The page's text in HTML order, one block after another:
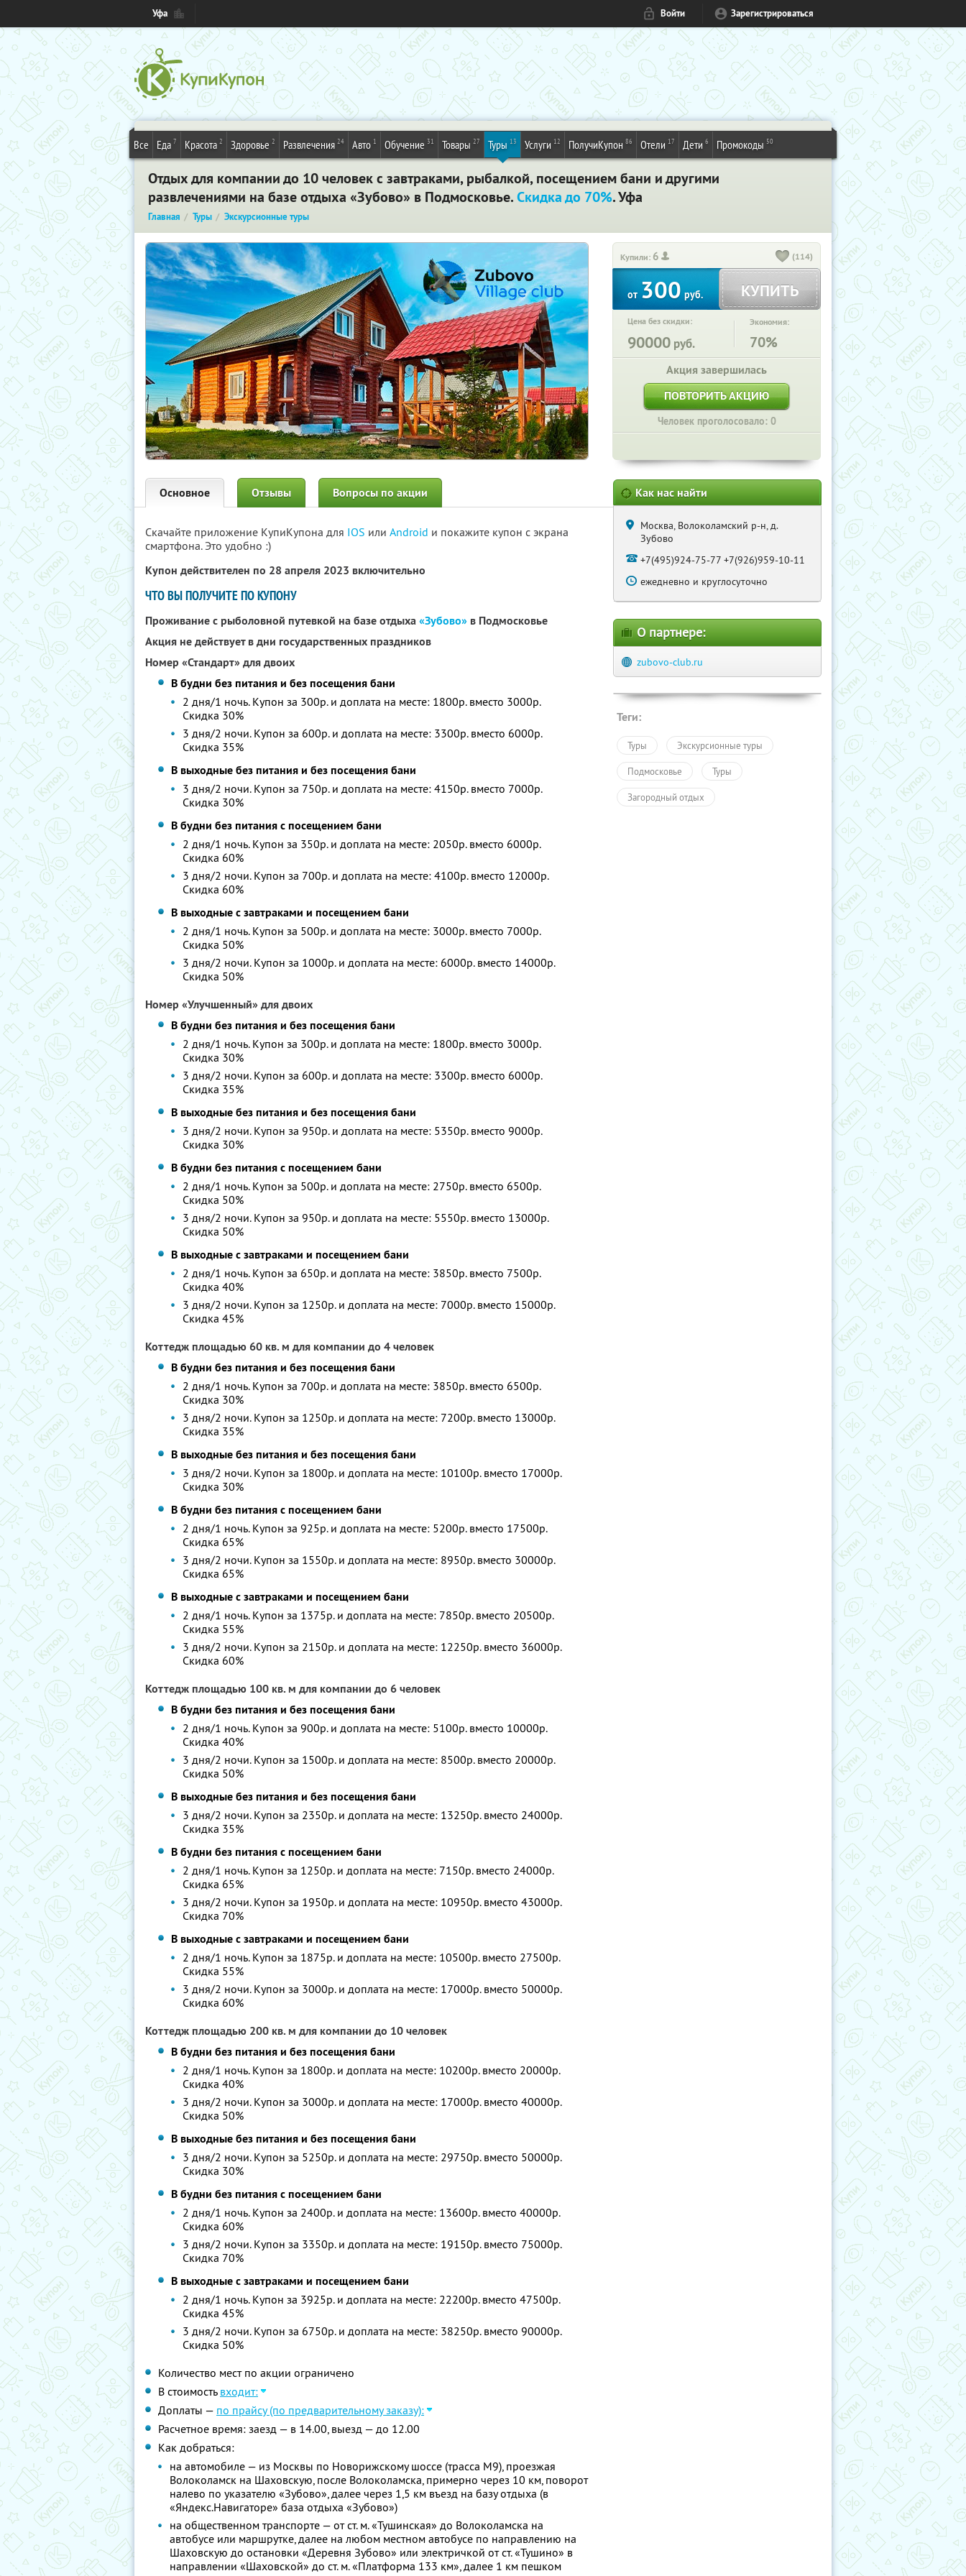
Уфа Войти Зарегистрироваться
Все Еда 7 Красота 2 Здоровье 2 Развлечения 24 Авто 1 Обучение 31 Товары 27 Туры 13 Услуги 12 ПолучиКупон 86 Отели 17 Дети 6 Промокоды 50
Отдых для компании до 10 человек с завтраками, рыбалкой, посещением бани и другими
развлечениями на базе отдыха «Зубово» в Подмосковье.Скидка до 70%. Уфа
Главная Туры Экскурсионные туры
Купили: 6 (114)
от300руб. КУПИТЬ
Цена без скидки:
90000 руб.
Экономия:
70%
Акция завершилась
ПОВТОРИТЬ АКЦИЮ
Человек проголосовало: 0
Основное Отзывы Вопросы по акции
Скачайте приложение КупиКупона для IOS или Android и покажите купон с экрана
смартфона. Это удобно :)
Купон действителен по 28 апреля 2023 включительно
ЧТО ВЫ ПОЛУЧИТЕ ПО КУПОНУ
Проживание с рыболовной путевкой на базе отдыха«Зубово» в Подмосковье
Акция не действует в дни государственных праздников
Номер «Стандарт» для двоих
В будни без питания и без посещения бани
2 дня/1 ночь. Купон за 300р. и доплата на месте: 1800р. вместо 3000р.
Скидка 30%
3 дня/2 ночи. Купон за 600р. и доплата на месте: 3300р. вместо 6000р.
Скидка 35%
В выходные без питания и без посещения бани
3 дня/2 ночи. Купон за 750р. и доплата на месте: 4150р. вместо 7000р.
Скидка 30%
В будни без питания с посещением бани
2 дня/1 ночь. Купон за 350р. и доплата на месте: 2050р. вместо 6000р.
Скидка 60%
3 дня/2 ночи. Купон за 700р. и доплата на месте: 4100р. вместо 12000р.
Скидка 60%
В выходные с завтраками и посещением бани
2 дня/1 ночь. Купон за 500р. и доплата на месте: 3000р. вместо 7000р.
Скидка 50%
3 дня/2 ночи. Купон за 1000р. и доплата на месте: 6000р. вместо 14000р.
Скидка 50%
Номер «Улучшенный» для двоих
В будни без питания и без посещения бани
2 дня/1 ночь. Купон за 300р. и доплата на месте: 1800р. вместо 3000р.
Скидка 30%
3 дня/2 ночи. Купон за 600р. и доплата на месте: 3300р. вместо 6000р.
Скидка 35%
В выходные без питания и без посещения бани
3 дня/2 ночи. Купон за 950р. и доплата на месте: 5350р. вместо 9000р.
Скидка 30%
В будни без питания с посещением бани
2 дня/1 ночь. Купон за 500р. и доплата на месте: 2750р. вместо 6500р.
Скидка 50%
3 дня/2 ночи. Купон за 950р. и доплата на месте: 5550р. вместо 13000р.
Скидка 50%
В выходные с завтраками и посещением бани
2 дня/1 ночь. Купон за 650р. и доплата на месте: 3850р. вместо 7500р.
Скидка 40%
3 дня/2 ночи. Купон за 1250р. и доплата на месте: 7000р. вместо 15000р.
Скидка 45%
Коттедж площадью 60 кв. м для компании до 4 человек
В будни без питания и без посещения бани
2 дня/1 ночь. Купон за 700р. и доплата на месте: 3850р. вместо 6500р.
Скидка 30%
3 дня/2 ночи. Купон за 1250р. и доплата на месте: 7200р. вместо 13000р.
Скидка 35%
В выходные без питания и без посещения бани
3 дня/2 ночи. Купон за 1800р. и доплата на месте: 10100р. вместо 17000р.
Скидка 30%
В будни без питания с посещением бани
2 дня/1 ночь. Купон за 925р. и доплата на месте: 5200р. вместо 17500р.
Скидка 65%
3 дня/2 ночи. Купон за 1550р. и доплата на месте: 8950р. вместо 30000р.
Скидка 65%
В выходные с завтраками и посещением бани
2 дня/1 ночь. Купон за 1375р. и доплата на месте: 7850р. вместо 20500р.
Скидка 55%
3 дня/2 ночи. Купон за 2150р. и доплата на месте: 12250р. вместо 36000р.
Скидка 60%
Коттедж площадью 100 кв. м для компании до 6 человек
В будни без питания и без посещения бани
2 дня/1 ночь. Купон за 900р. и доплата на месте: 5100р. вместо 10000р.
Скидка 40%
3 дня/2 ночи. Купон за 1500р. и доплата на месте: 8500р. вместо 20000р.
Скидка 50%
В выходные без питания и без посещения бани
3 дня/2 ночи. Купон за 2350р. и доплата на месте: 13250р. вместо 24000р.
Скидка 35%
В будни без питания с посещением бани
2 дня/1 ночь. Купон за 1250р. и доплата на месте: 7150р. вместо 24000р.
Скидка 65%
3 дня/2 ночи. Купон за 1950р. и доплата на месте: 10950р. вместо 43000р.
Скидка 70%
В выходные с завтраками и посещением бани
2 дня/1 ночь. Купон за 1875р. и доплата на месте: 10500р. вместо 27500р.
Скидка 55%
3 дня/2 ночи. Купон за 3000р. и доплата на месте: 17000р. вместо 50000р.
Скидка 60%
Коттедж площадью 200 кв. м для компании до 10 человек
В будни без питания и без посещения бани
2 дня/1 ночь. Купон за 1800р. и доплата на месте: 10200р. вместо 20000р.
Скидка 40%
3 дня/2 ночи. Купон за 3000р. и доплата на месте: 17000р. вместо 40000р.
Скидка 50%
В выходные без питания и без посещения бани
3 дня/2 ночи. Купон за 5250р. и доплата на месте: 29750р. вместо 50000р.
Скидка 30%
В будни без питания с посещением бани
2 дня/1 ночь. Купон за 2400р. и доплата на месте: 13600р. вместо 40000р.
Скидка 60%
3 дня/2 ночи. Купон за 3350р. и доплата на месте: 19150р. вместо 75000р.
Скидка 70%
В выходные с завтраками и посещением бани
2 дня/1 ночь. Купон за 3925р. и доплата на месте: 22200р. вместо 47500р.
Скидка 45%
3 дня/2 ночи. Купон за 6750р. и доплата на месте: 38250р. вместо 90000р.
Скидка 50%
Количество мест по акции ограничено
В стоимость входит:
Доплаты — по прайсу (по предварительному заказу):
Расчетное время: заезд — в 14.00, выезд — до 12.00
Как добраться:
на автомобиле — из Москвы по Новорижскому шоссе (трасса М9), проезжая
Волоколамск на Шаховскую, после Волоколамска, примерно через 10 км, поворот
налево по указателю «Зубово», далее через 1,5 км въезд на базу отдыха (в
«Яндекс.Навигаторе» база отдыха «Зубово»)
на общественном транспорте — от ст. м. «Тушинская» до Волоколамска на
автобусе или маршрутке, далее на любом местном автобусе по направлению на
Шаховскую до остановки «Деревня Зубово» или электричкой от ст. «Тушино» в
направлении «Шаховской» до ст. м. «Платформа 133 км», далее 1 км пешком
Как нас найти
Москва, Волоколамский р-н, д.
Зубово
+7(495)924-75-77 +7(926)959-10-11
ежедневно и круглосуточно
О партнере:
zubovo-club.ru
Теги:
Туры Экскурсионные туры
Подмосковье Туры
Загородный отдых